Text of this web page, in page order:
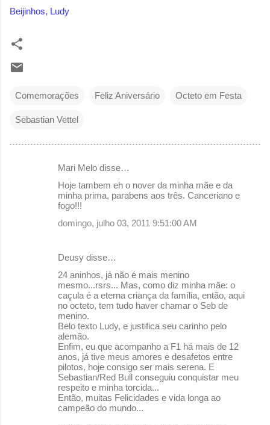
Beijinhos, Ludy
Comemorações Feliz Aniversário Octeto em Festa
Sebastian Vettel
Mari Melo disse…
Hoje tambem eh o nover da minha mãe e da
minha prima, parabens aos três. Canceriano e
fogo!!!
domingo, julho 03, 2011 9:51:00 AM
Deusy disse…
24 aninhos, já não é mais menino
mesmo...rsrs... Mas, como diz minha mãe: o
caçula é a eterna criança da família, então, aqui
no octeto, tem tudo haver chamar o Seb de
menino.
Belo texto Ludy, e justifica seu carinho pelo
alemão.
Enfim, eu que acompanho a F1 há mais de 12
anos, já tive meus amores e desafetos entre
pilotos, hoje consigo ser mais serena. E
Sebastian/Red Bull conseguiu conquistar meu
respeito e minha torcida...
Então, muitas Felicidades e vida longa ao
campeão do mundo...